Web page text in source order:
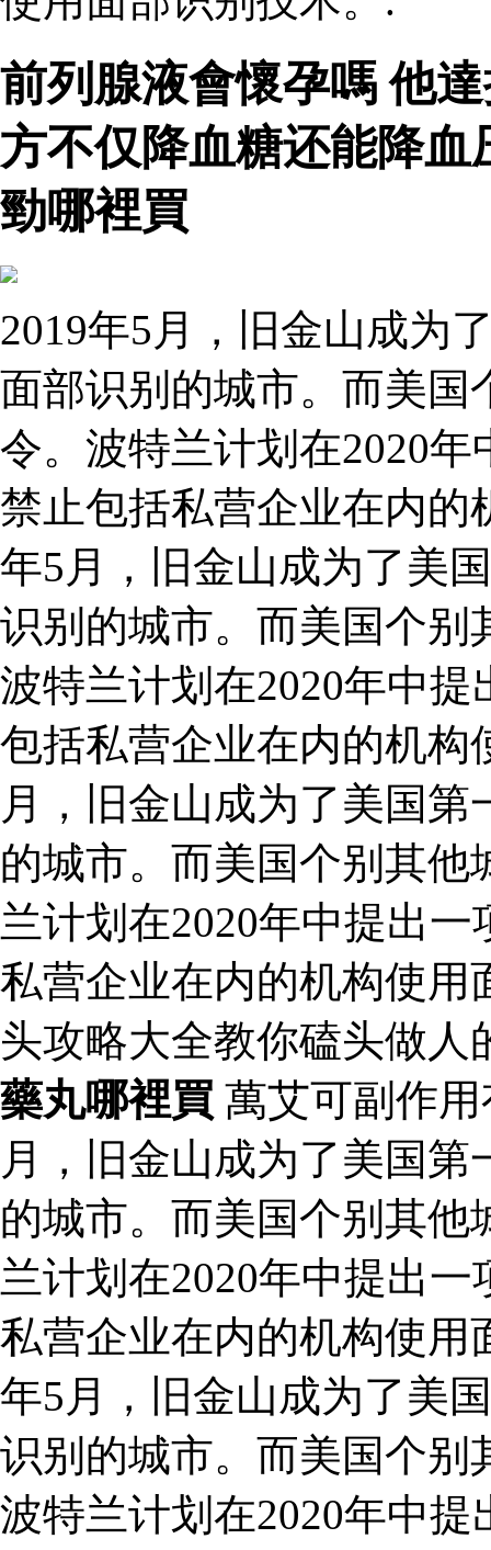
前列腺液會懷孕嗎 他
方不仅降血糖还能降
勁哪裡買
2019年5月，旧金山成为
面部识别的城市。而美国
令。波特兰计划在2020
禁止包括私营企业在内的
年5月，旧金山成为了美
识别的城市。而美国个别
波特兰计划在2020年中
包括私营企业在内的机构
月，旧金山成为了美国
的城市。而美国个别其
兰计划在2020年中提出
私营企业在内的机构使
头攻略大全教你磕头做
藥丸哪裡買 萬艾可副作
月，旧金山成为了美国
的城市。而美国个别其
兰计划在2020年中提出
私营企业在内的机构使
年5月，旧金山成为了美
识别的城市。而美国个别
波特兰计划在2020年中